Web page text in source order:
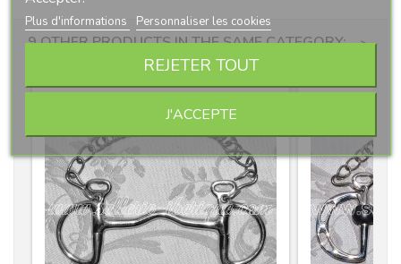
9 OTHER PRODUCTS IN THE SAME CATEGORY:
>
Plus d'informations Personnaliser les cookies
REJETER TOUT
J'ACCEPTE